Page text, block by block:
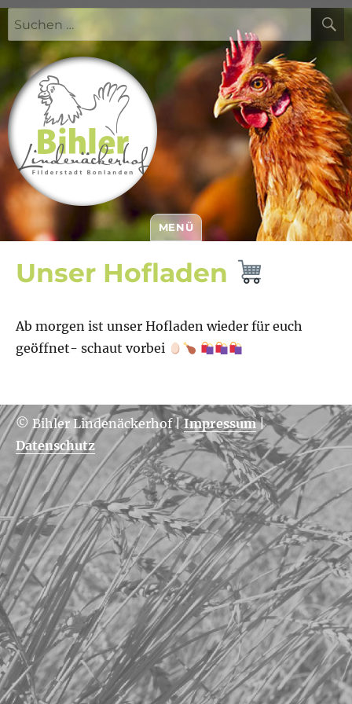
Suchen
nach:
Bihler Lindenäckerhof
MENÜ
Unser Hofladen
Ab morgen ist unser Hofladen wieder für euch
geöffnet- schaut vorbei
© Bihler Lindenäckerhof|Impressum|
Datenschutz